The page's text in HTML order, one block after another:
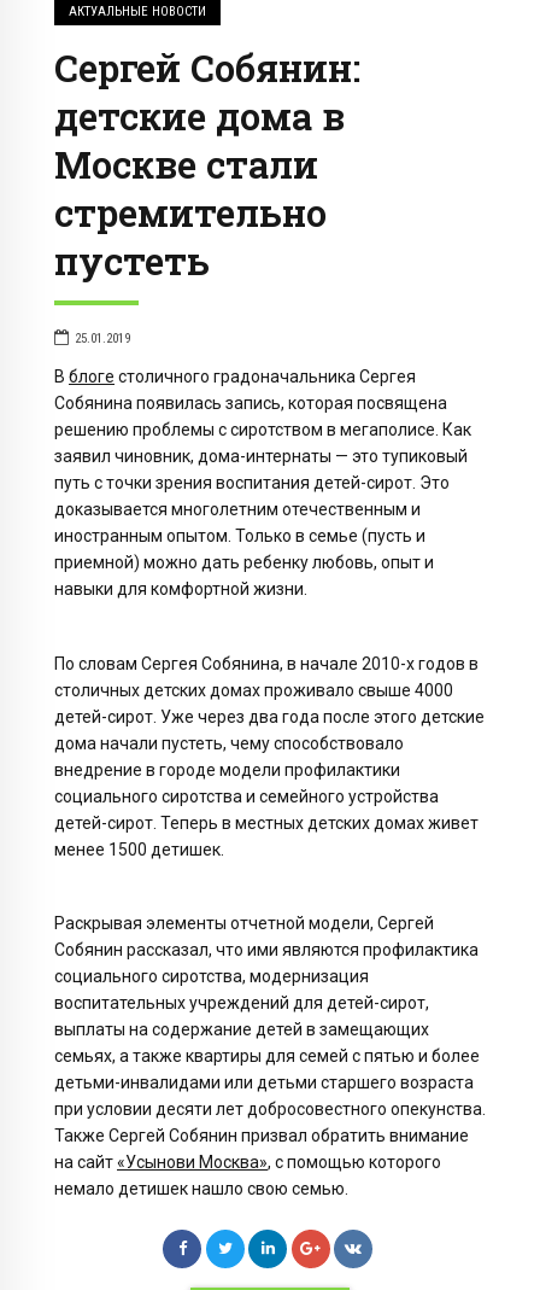
АКТУАЛЬНЫЕ НОВОСТИ
Сергей Собянин:
детские дома в
Москве стали
стремительно
пустеть
25.01.2019
В блоге столичного градоначальника Сергея
Собянина появилась запись, которая посвящена
решению проблемы с сиротством в мегаполисе. Как
заявил чиновник, дома-интернаты — это тупиковый
путь с точки зрения воспитания детей-сирот. Это
доказывается многолетним отечественным и
иностранным опытом. Только в семье (пусть и
приемной) можно дать ребенку любовь, опыт и
навыки для комфортной жизни.
По словам Сергея Собянина, в начале 2010-х годов в
столичных детских домах проживало свыше 4000
детей-сирот. Уже через два года после этого детские
дома начали пустеть, чему способствовало
внедрение в городе модели профилактики
социального сиротства и семейного устройства
детей-сирот. Теперь в местных детских домах живет
менее 1500 детишек.
Раскрывая элементы отчетной модели, Сергей
Собянин рассказал, что ими являются профилактика
социального сиротства, модернизация
воспитательных учреждений для детей-сирот,
выплаты на содержание детей в замещающих
семьях, а также квартиры для семей с пятью и более
детьми-инвалидами или детьми старшего возраста
при условии десяти лет добросовестного опекунства.
Также Сергей Собянин призвал обратить внимание
на сайт«Усынови Москва», с помощью которого
немало детишек нашло свою семью.